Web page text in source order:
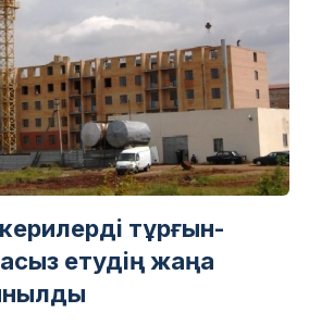
тұрғын-
етудің жаңа